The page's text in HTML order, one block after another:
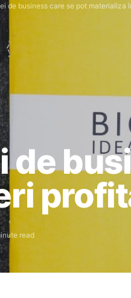
de business care se pot materializa
de
read